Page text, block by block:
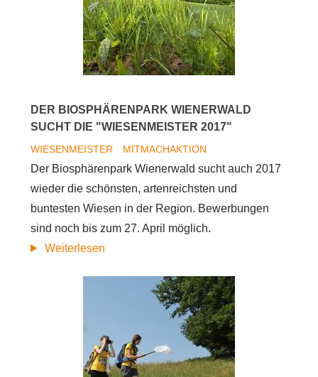
Pressbaum
DER BIOSPHÄRENPARK WIENERWALD
SUCHT DIE "WIESENMEISTER 2017"
WIESENMEISTER MITMACHAKTION
Der Biosphärenpark Wienerwald sucht auch 2017
wieder die schönsten, artenreichsten und
buntesten Wiesen in der Region. Bewerbungen
sind noch bis zum 27. April möglich.
Weiterlesen
Wienerwald
"Wiesenmeister
2017"